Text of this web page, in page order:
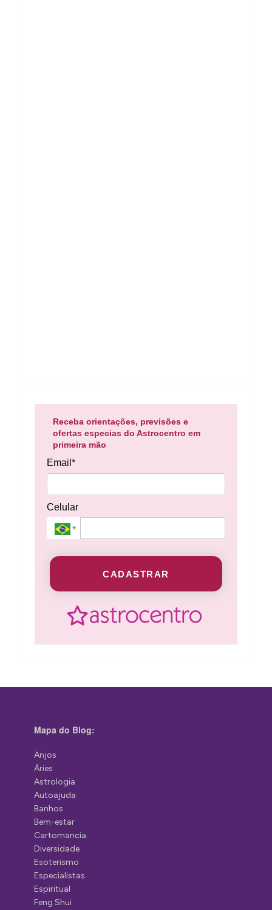
Receba orientações, previsões e
ofertas especias do Astrocentro em
primeira mão
Email*
Celular
CADASTRAR
Mapa do Blog:
Anjos
Áries
Astrologia
Autoajuda
Banhos
Bem-estar
Cartomancia
Diversidade
Esoterismo
Especialistas
Espiritual
Feng Shui